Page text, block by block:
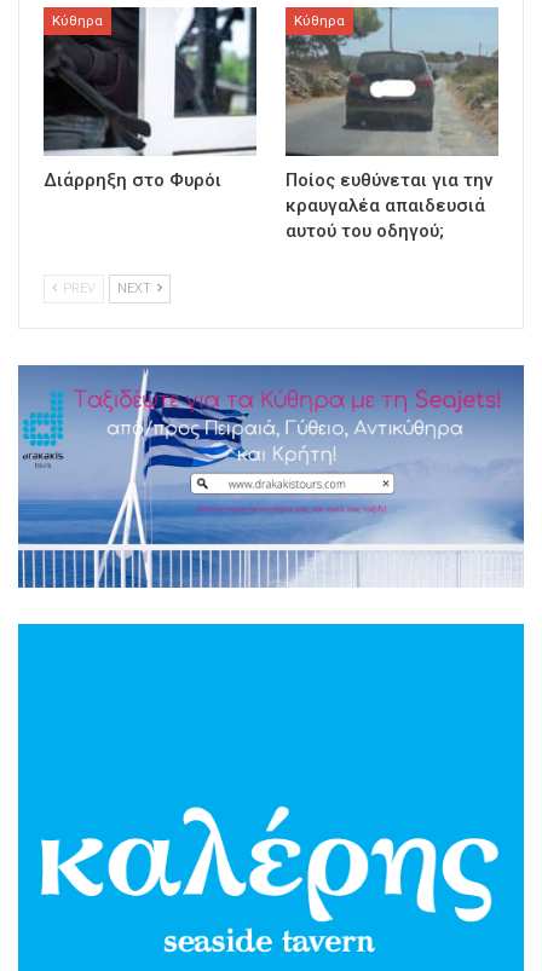
Κύθηρα
Διάρρηξη στο Φυρόι
Κύθηρα
Ποίος ευθύνεται για την
κραυγαλέα απαιδευσιά
αυτού του οδηγού;
PREV NEXT